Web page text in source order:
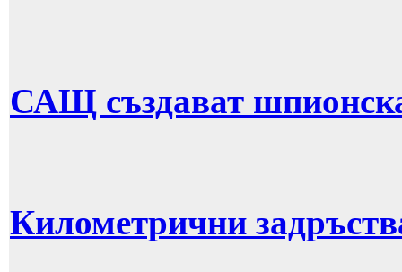
САЩ създават
Километрични